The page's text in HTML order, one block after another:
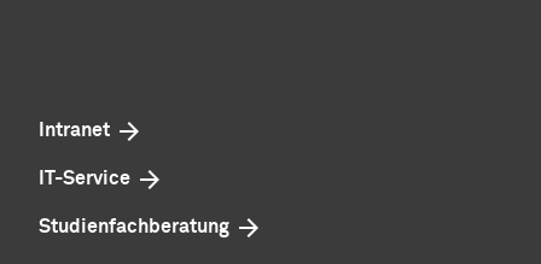
Intranet
IT-Service
Studienfachberatung